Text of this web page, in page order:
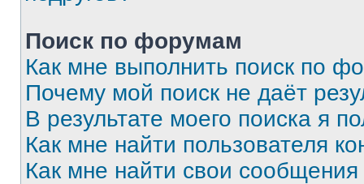
Поиск по форумам
Как мне выполнить поиск по
Почему мой поиск не даёт
В результате моего поиска я
Как мне найти пользователя
Как мне найти свои